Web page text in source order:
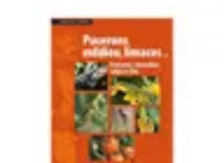
Alimentation BioConsommation responsableBiodiversité
Santé et Environnement